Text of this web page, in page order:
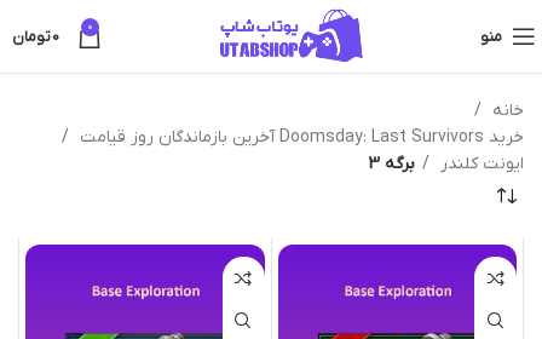
منو 0
0تومان
خانه
خرید Doomsday: Last Survivors آخرین بازماندگان روز قیامت
ایونت کلندر
برگه 3